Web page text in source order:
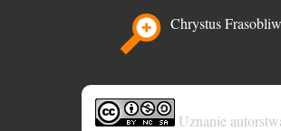
Chrystus
Uznanie